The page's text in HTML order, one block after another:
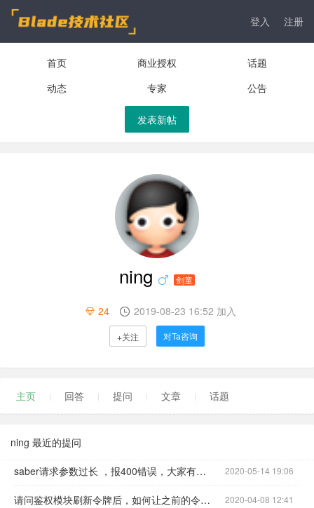
登入 注册
首页 商业授权
话题
动态
专家 公告
发表新帖
ning 剑童
24 2019-08-23 16:52 加入
+关注 对Ta咨询
主页 回答 提问 文章 话题
ning 最近的提问
saber请求参数过长 ，报400错误，大家有遇到吗 2020-05-14 19:06
请问鉴权模块刷新令牌后，如何让之前的令牌失效 2020-04-08 12:41